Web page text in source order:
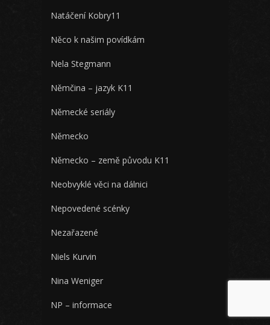
Natáčení Kobry11
Něco k našim povídkám
Nela Stegmann
Němčina – jazyk K11
Německé seriály
Německo
Německo – země původu K11
Neobvyklé věci na dálnici
Nepovedené scénky
Nezařazené
Niels Kurvin
Nina Weniger
NP – informace